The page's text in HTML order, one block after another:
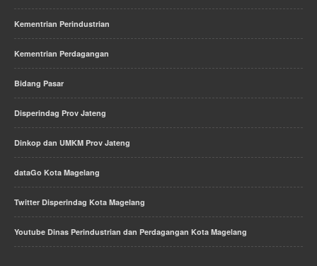
Kementrian Perindustrian
Kementrian Perdagangan
Bidang Pasar
Disperindag Prov Jateng
Dinkop dan UMKM Prov Jateng
dataGo Kota Magelang
Twitter Disperindag Kota Magelang
Youtube Dinas Perindustrian dan Perdagangan Kota Magelang